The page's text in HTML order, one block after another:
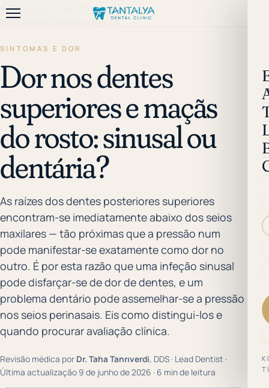
←Biblioteca de Saúde
Início/ Sinusal ou Dentária
SINTOMAS E DOR
Dor nos dentes
superiores e maçãs
do rosto: sinusal ou
dentária?
As raízes dos dentes posteriores superiores
encontram-se imediatamente abaixo dos seios
maxilares — tão próximas que a pressão num
pode manifestar-se exatamente como dor no
outro. É por esta razão que uma infeção sinusal
pode disfarçar-se de dor de dentes, e um
problema dentário pode assemelhar-se a pressão
nos seios perinasais. Eis como distingui-los e
quando procurar avaliação clínica.
Revisão médica por Dr. Taha Tanrıverdi, DDS · Lead Dentist ·
Última actualização 9 de junho de 2026 · 6 min de leitura